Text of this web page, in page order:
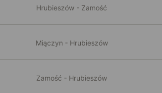
Hrubieszów - Zamość
Miączyn - Hrubieszów
Zamość - Hrubieszów